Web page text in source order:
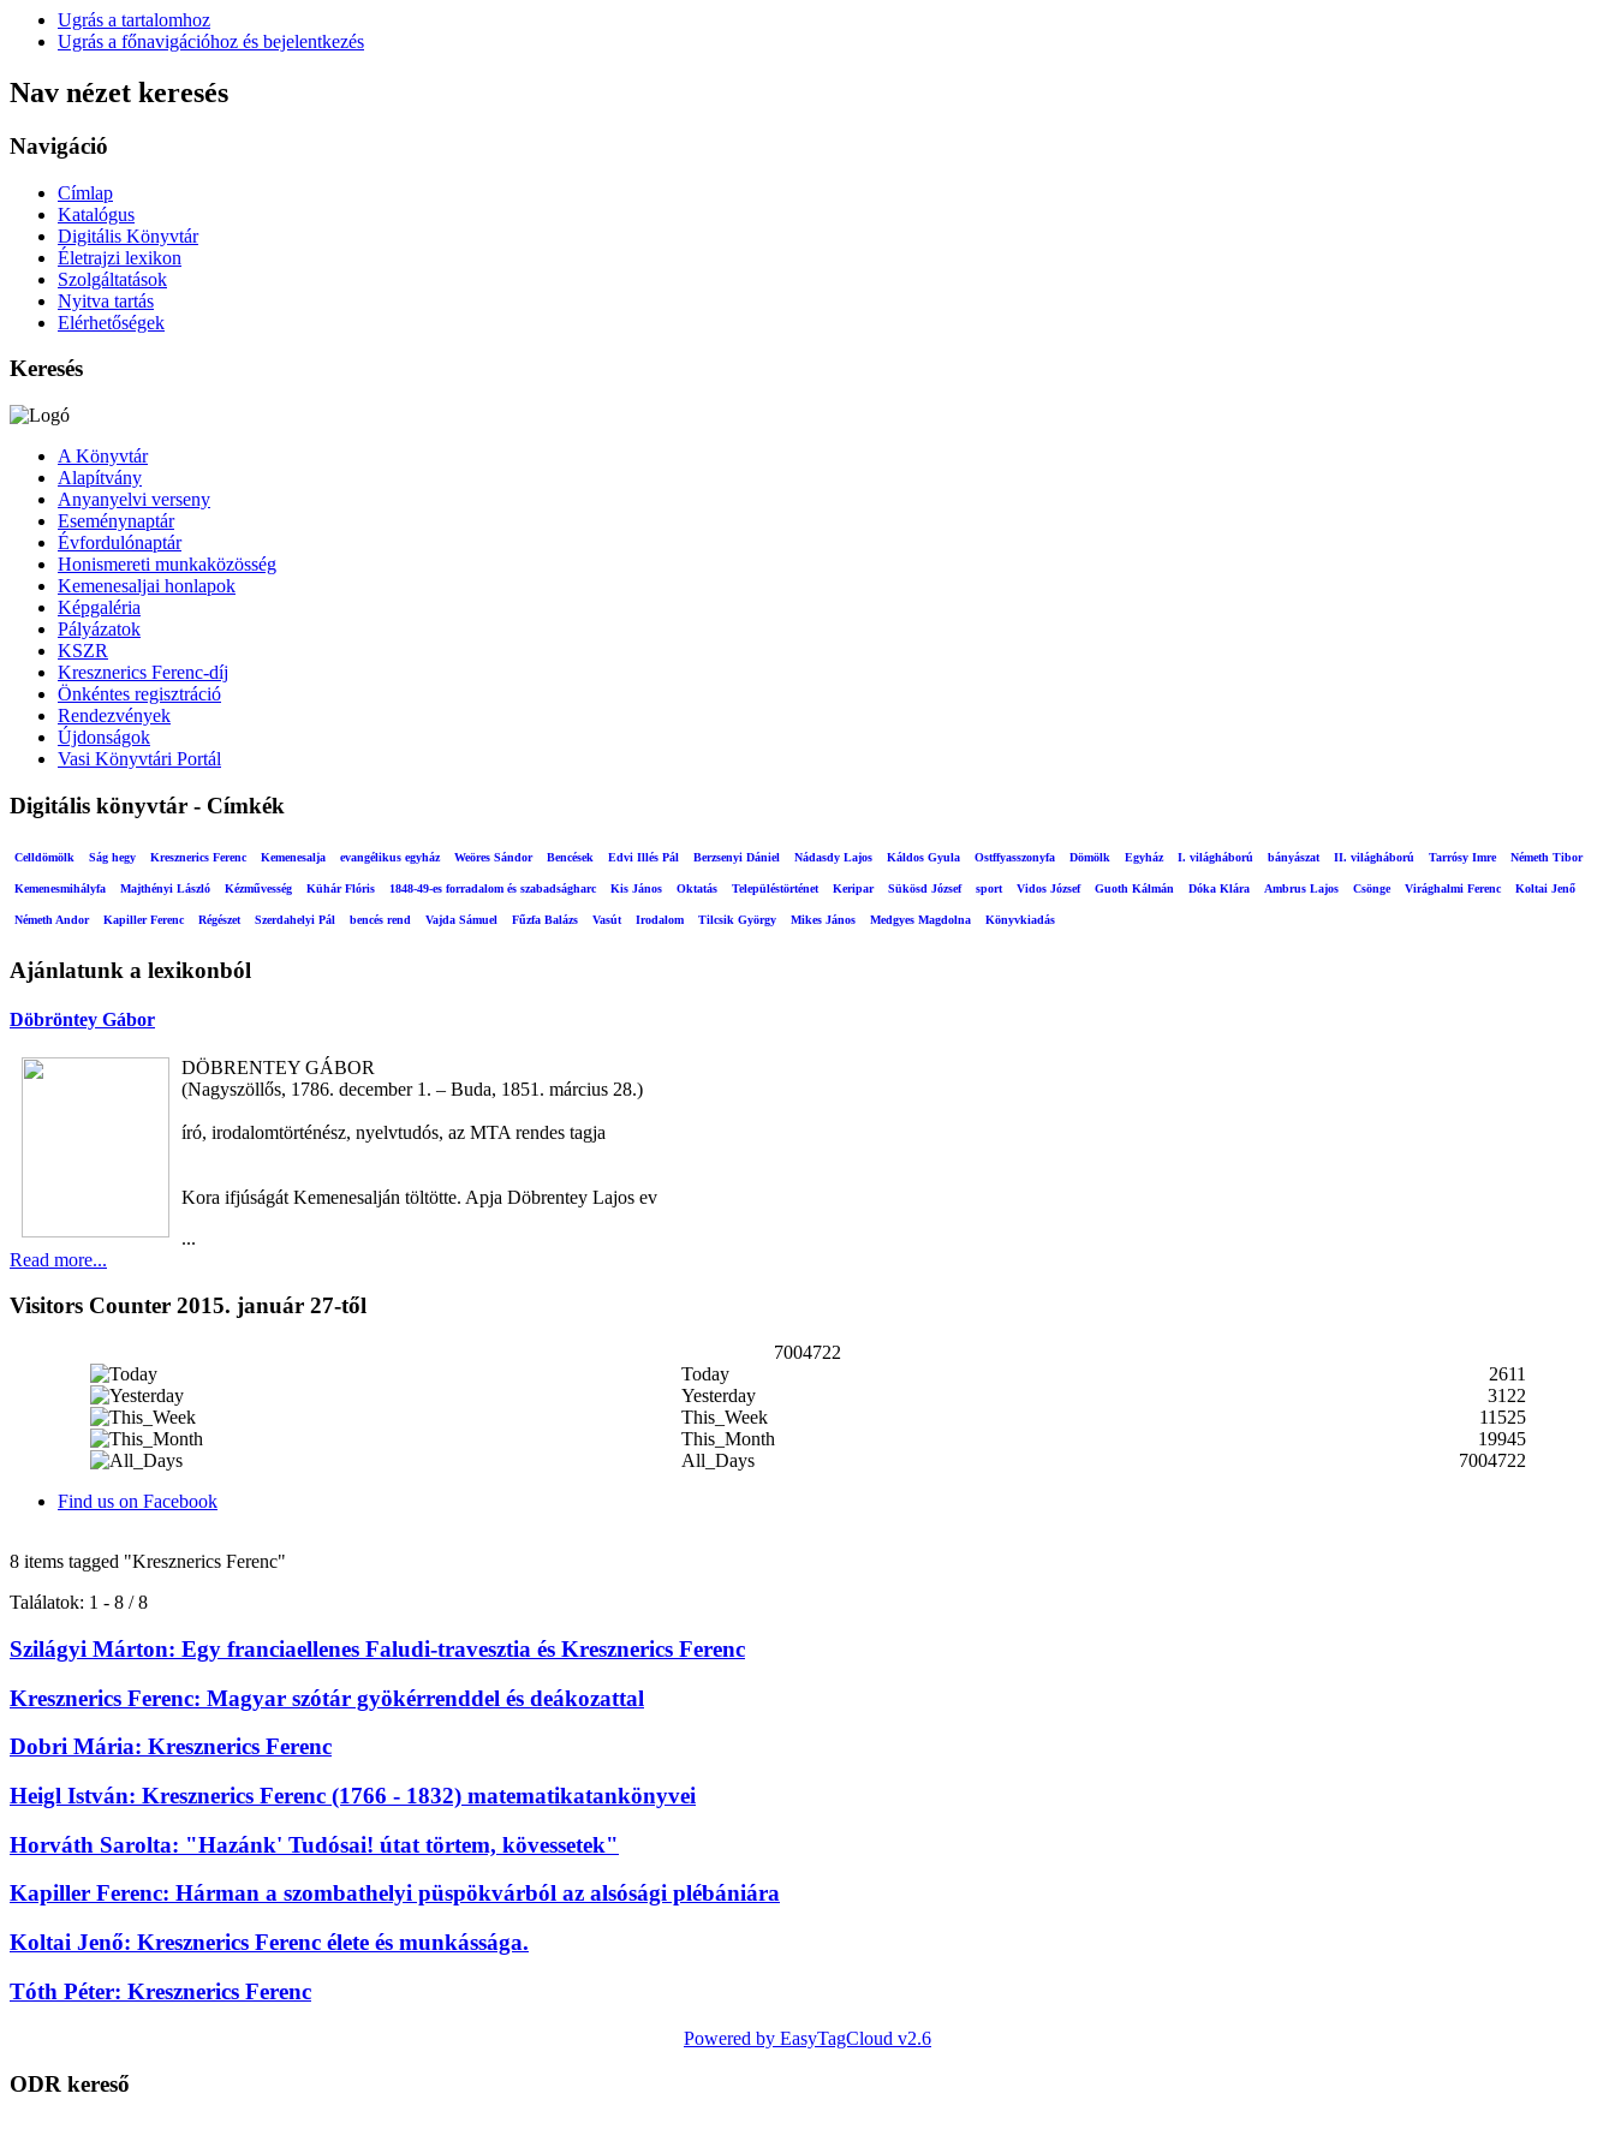
Ugrás a tartalomhoz
Ugrás a főnavigációhoz és bejelentkezés
Nav nézet keresés
Navigáció
Címlap
Katalógus
Digitális Könyvtár
Életrajzi lexikon
Szolgáltatások
Nyitva tartás
Elérhetőségek
Keresés
A Könyvtár
Alapítvány
Anyanyelvi verseny
Eseménynaptár
Évfordulónaptár
Honismereti munkaközösség
Kemenesaljai honlapok
Képgaléria
Pályázatok
KSZR
Kresznerics Ferenc-díj
Önkéntes regisztráció
Rendezvények
Újdonságok
Vasi Könyvtári Portál
Digitális könyvtár - Címkék
Celldömölk Ság hegy Kresznerics Ferenc Kemenesalja evangélikus egyház Weöres Sándor Bencések Edvi Illés Pál Berzsenyi Dániel Nádasdy Lajos Káldos Gyula Ostffyasszonyfa Dömölk Egyház I. világháború bányászat II. világháború Tarrósy Imre Németh Tibor
Kemenesmihályfa Majthényi László Kézművesség Kühár Flóris 1848-49-es forradalom és szabadságharc Kis János Oktatás Településtörténet Keripar Sükösd József sport Vidos József Guoth Kálmán Dóka Klára Ambrus Lajos Csönge Virághalmi Ferenc Koltai Jenő
Németh Andor Kapiller Ferenc Régészet Szerdahelyi Pál bencés rend Vajda Sámuel Fűzfa Balázs Vasút Irodalom Tilcsik György Mikes János Medgyes Magdolna Könyvkiadás
Ajánlatunk a lexikonból
Döbröntey Gábor
DÖBRENTEY GÁBOR
(Nagyszöllős, 1786. december 1. – Buda, 1851. március 28.)
író, irodalomtörténész, nyelvtudós, az MTA rendes tagja
Kora ifjúságát Kemenesalján töltötte. Apja Döbrentey Lajos ev
...
Read more...
Visitors Counter 2015. január 27-től
7004722
Today
2611
Yesterday
3122
This_Week
11525
This_Month
19945
All_Days
7004722
Find us on Facebook
8 items tagged "Kresznerics Ferenc"
Találatok: 1 - 8 / 8
Szilágyi Márton: Egy franciaellenes Faludi-travesztia és Kresznerics Ferenc
Kresznerics Ferenc: Magyar szótár gyökérrenddel és deákozattal
Dobri Mária: Kresznerics Ferenc
Heigl István: Kresznerics Ferenc (1766 - 1832) matematikatankönyvei
Horváth Sarolta: "Hazánk' Tudósai! útat törtem, kövessetek"
Kapiller Ferenc: Hárman a szombathelyi püspökvárból az alsósági plébániára
Koltai Jenő: Kresznerics Ferenc élete és munkássága.
Tóth Péter: Kresznerics Ferenc
Powered by EasyTagCloud v2.6
ODR kereső